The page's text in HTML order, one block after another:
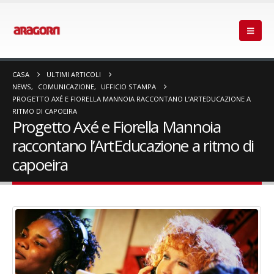
CASA
ULTIMI ARTICOLI
NEWS, COMUNICAZIONE,
UFFICIO STAMPA
PROGETTO AXÉ E FIORELLA MANNOIA RACCONTANO L’ARTEDUCAZIONE A
RITMO DI CAPOEIRA
Progetto Axé e Fiorella Mannoia
raccontano l’ArtEducazione a ritmo di
capoeira